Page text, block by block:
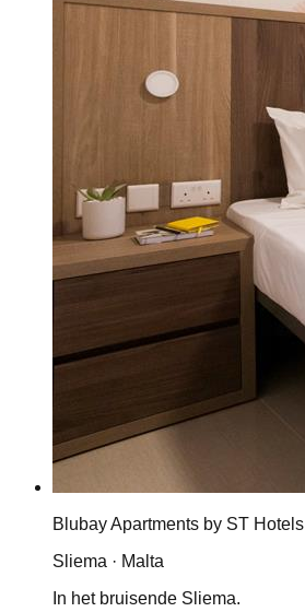
Blubay Apartments by ST Hotels
Sliema · Malta
In het bruisende Sliema.